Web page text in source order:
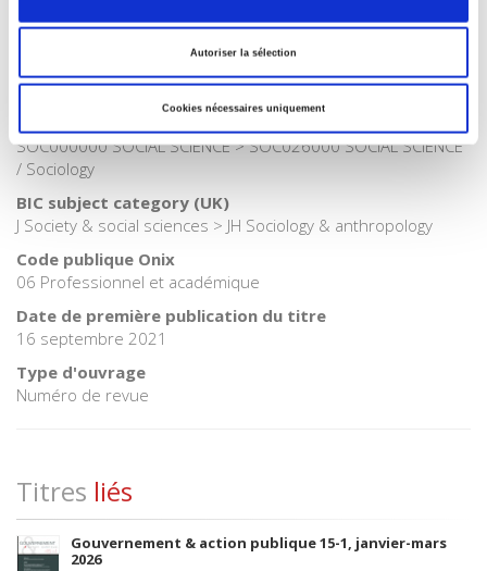
Autoriser la sélection
Cookies nécessaires uniquement
Internet Hierarchy>Société
Internet Hierarchy>Sociologie
SOC000000 SOCIAL SCIENCE > SOC026000 SOCIAL SCIENCE
/ Sociology
BIC subject category (UK)
J Society & social sciences > JH Sociology & anthropology
Code publique Onix
06 Professionnel et académique
Date de première publication du titre
16 septembre 2021
Type d'ouvrage
Numéro de revue
Titres liés
Gouvernement & action publique 15-1, janvier-mars
2026